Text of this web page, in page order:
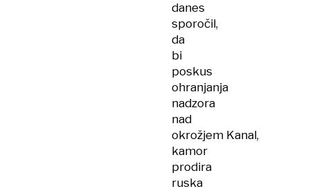
danes
sporočil,
da
bi
poskus
ohranjanja
nadzora
nad
okrožjem Kanal,
kamor
prodira
ruska